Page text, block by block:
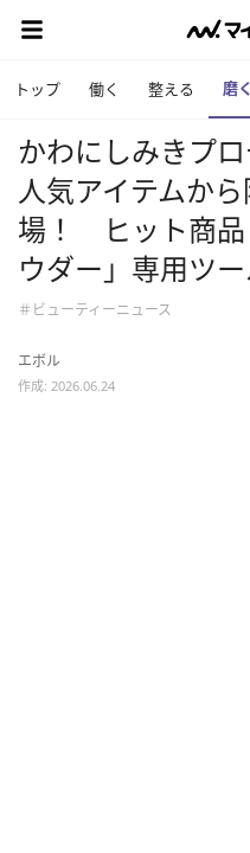
トップ 働く 整える 磨く
かわにしみきプ
人気アイテムか
場！ ヒット商品
ウダー」専用ツ
＃ビューティーニュース
エボル
作成: 2026.06.24